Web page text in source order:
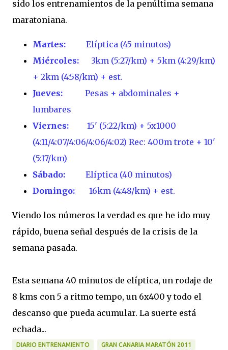
sido los entrenamientos de la penúltima semana
maratoniana.
Martes: Elíptica (45 minutos)
Miércoles: 3km (5:27/km) + 5km (4:29/km)
+ 2km (4:58/km) + est.
Jueves: Pesas + abdominales +
lumbares
Viernes: 15' (5:22/km) + 5x1000
(4:11/4:07/4:06/4:06/4:02) Rec: 400m trote + 10'
(5:17/km)
Sábado: Elíptica (40 minutos)
Domingo: 16km (4:48/km) + est.
Viendo los números la verdad es que he ido muy
rápido, buena señal después de la crisis de la
semana pasada.
Esta semana 40 minutos de elíptica, un rodaje de
8 kms con 5 a ritmo tempo, un 6x400 y todo el
descanso que pueda acumular. La suerte está
echada...
DIARIO ENTRENAMIENTO GRAN CANARIA MARATÓN 2011